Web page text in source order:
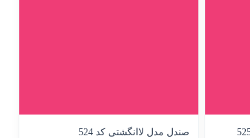
صندل مدل لاانگشتی کد 524